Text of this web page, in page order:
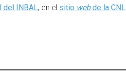
del INBAL, en el sitio webde la CNL